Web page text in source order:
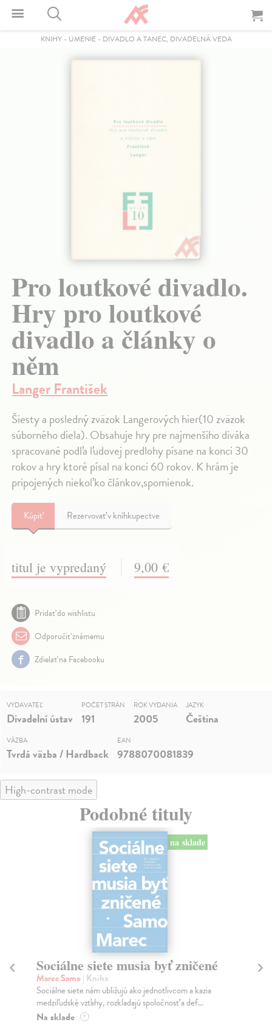
KNIHY- UMENIE- DIVADLO A TANEC, DIVADELNÁ VEDA
Pro loutkové divadlo.
Hry pro loutkové
divadlo a články o
něm
Langer František
Šiesty a posledný zväzok Langerových hier(10 zväzok
súborného diela). Obsahuje hry pre najmenšiho diváka
spracované podľa ľudovej predlohy písane na konci 30
rokov a hry ktoré písal na konci 60 rokov. K hrám je
pripojených niekoľko článkov,spomienok.
Kúpiť Rezervovať v kníhkupectve
titul je vypredaný 9,00 €
Pridať do wishlistu
Odporučiť známemu
Zdielať na Facebooku
VYDAVATEĽ
Divadelní ústav
POČET STRÁN
191
ROK VYDANIA
2005
JAZYK
Čeština
VÄZBA
Tvrdá väzba / Hardback
EAN
9788070081839
High-contrast mode
Podobné tituly
na sklade
Sociálne siete musia byť zničené
Marec Samo| Kniha
Sociálne siete nám ubližujú ako jednotlivcom a kazia
medziľudské vzťahy, rozkladajú spoločnosť a def...
Na sklade ?